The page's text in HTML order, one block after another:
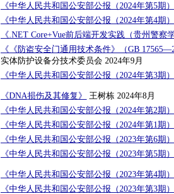
《中华人民共和国公安部公报（2024年第5期
《中华人民共和国公安部公报（2024年第4期
《.NET Core+Vue前后端开发实践（贵州警
《《防盗安全门通用技术条件》（GB
实体防护设备分技术委员会 2024年9月
《中华人民共和国公安部公报（2024年第3期
《DNA损伤及其修复》
王树栋 2024年8月
《中华人民共和国公安部公报（2024年第2期
《中华人民共和国公安部公报（2024年第1期
《中华人民共和国公安部公报（2023年第6期
《中华人民共和国公安部公报（2023年第5期
《中华人民共和国公安部公报（2023年第4期
《中华人民共和国公安部公报（2023年第3期